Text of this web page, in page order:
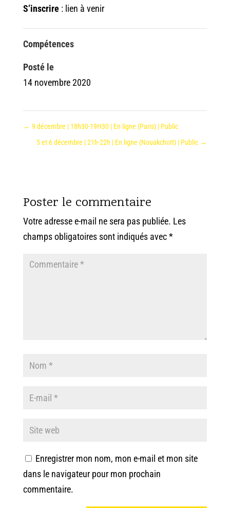
S’inscrire: lien à venir
Compétences
Posté le
14 novembre 2020
← 9 décembre | 18h30-19H30 | En ligne (Paris) | Public
5 et 6 décembre | 21h-22h | En ligne (Nouakchott) | Public →
Poster le commentaire
Votre adresse e-mail ne sera pas publiée. Les
champs obligatoires sont indiqués avec*
Enregistrer mon nom, mon e-mail et mon site
dans le navigateur pour mon prochain
commentaire.